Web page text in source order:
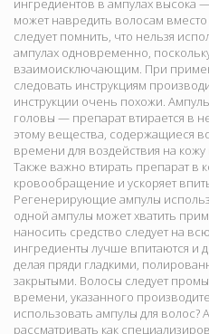
ингредиентов в ампулах высока
может навредить волосам
следует помнить, что нельзя
ампулах одновременно,
взаимоисключающим. При
следовать инструкциям
инструкции очень похожи.
головы — препарат втирается в
этому вещества, содержащиеся
времени для воздействия на
Также важно втирать препарат в
кровообращение и ускоряет
Регенерирующие ампулы
одной ампулы может хватить
наносить средство следует на
ингредиенты лучше впитаются и
делая пряди гладкими,
закрытыми. Волосы следует
времени, указанного
использовать ампулы для волос?
рассматривать как